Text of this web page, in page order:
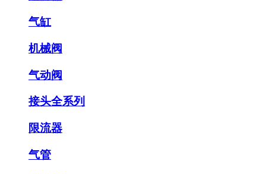
气缸
机械阀
气动阀
接头全系列
限流器
气管